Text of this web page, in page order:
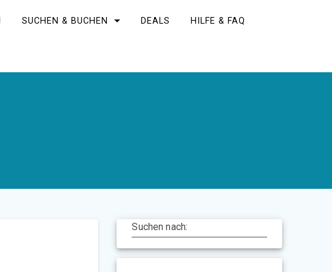
SUCHEN & BUCHEN DEALS HILFE & FAQ
Suchen nach: